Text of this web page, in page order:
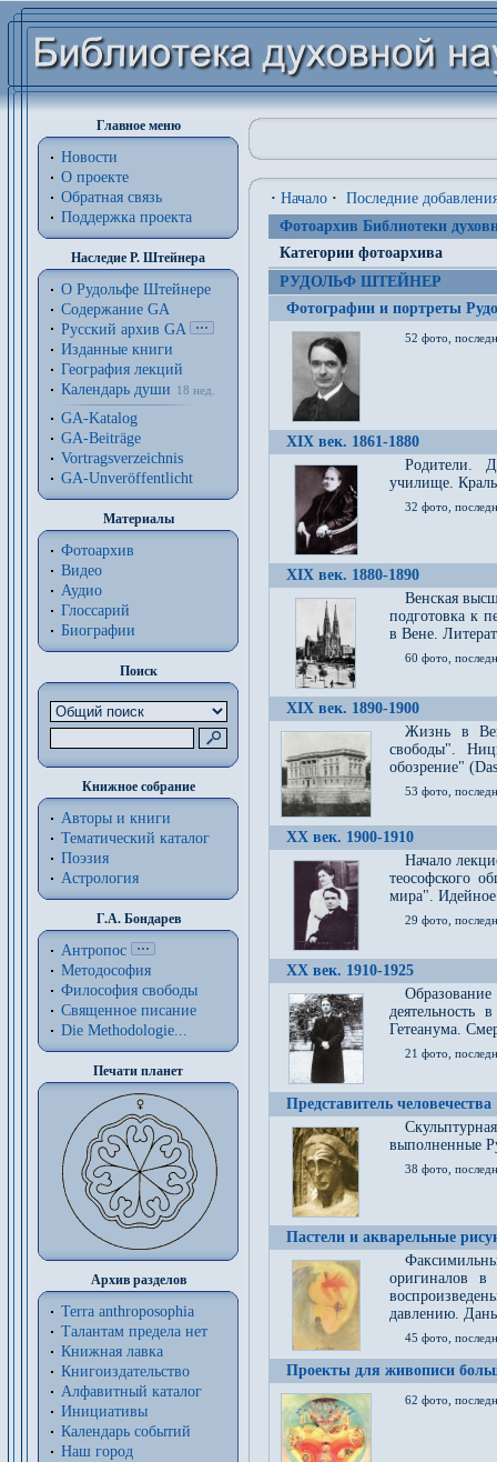
Главное меню
Новости
О проекте
Обратная связь
Поддержка проекта
Наследие Р. Штейнера
О Рудольфе Штейнере
Содержание GA
Русский архив GA
Изданные книги
География лекций
Календарь души
18 нед.
GA-Katalog
GA-Beiträge
Vortragsverzeichnis
GA-Unveröffentlicht
Материалы
Фотоархив
Видео
Аудио
Глоссарий
Биографии
Поиск
Книжное собрание
Авторы и книги
Тематический каталог
Поэзия
Астрология
Г.А. Бондарев
Антропос
Методософия
Философия cвободы
Священное писание
Die Methodologie...
Печати планет
Архив разделов
Terra anthroposophia
Талантам предела нет
Книжная лавка
Книгоиздательство
Алфавитный каталог
Инициативы
Календарь событий
Наш город
· Начало · Последние
Фотоархив Библиотеки
Категории фотоархива
РУДОЛЬФ ШТЕЙНЕР
Фотографии и портреты
52 фото,
XIX век. 1861-1880
Родители.
училище.
32 фото,
XIX век. 1880-1890
Венская
подготовка к
в Вене.
60 фото,
XIX век. 1890-1900
Жизнь в
свободы".
обозрение"
53 фото,
XX век. 1900-1910
Начало
теософского
мира". Идейное
29 фото,
XX век. 1910-1925
Образование
деятельность
Гетеанума.
21 фото,
Представитель человечества
выполненные
38 фото,
Пастели и акварельные
оригиналов
давлению.
45 фото,
Проекты для живописи
62 фото,